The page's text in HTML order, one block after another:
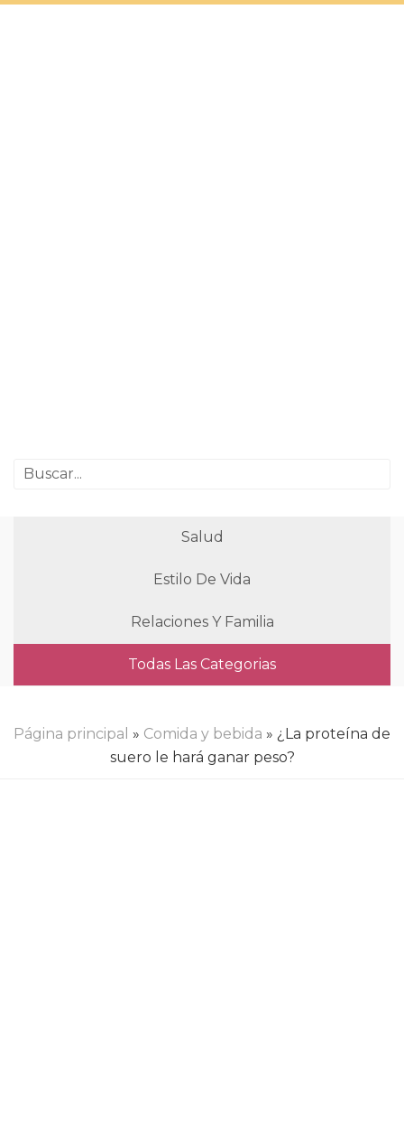
Salud
Estilo De Vida
Relaciones Y Familia
Todas Las Categorias
Página principal » Comida y bebida » ¿La proteína de
suero le hará ganar peso?